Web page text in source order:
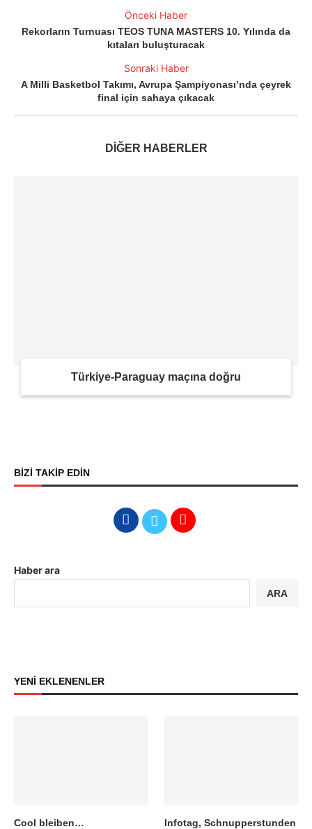
Önceki Haber
Rekorların Turnuası TEOS TUNA MASTERS 10. Yılında da
kıtaları buluşturacak
Sonraki Haber
A Milli Basketbol Takımı, Avrupa Şampiyonası’nda çeyrek
final için sahaya çıkacak
DİĞER HABERLER
Türkiye-Paraguay maçına doğru
BİZİ TAKİP EDİN
Haber ara
ARA
YENİ EKLENENLER
Cool bleiben…
Infotag, Schnupperstunden